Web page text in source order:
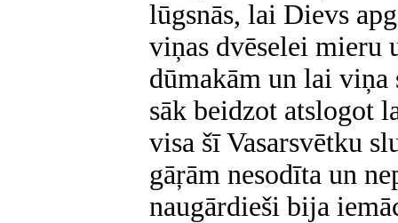
lūgsnās, lai Dievs
viņas dvēselei mieru
dūmakām un lai viņa
sāk beidzot atslogot
visa šī Vasarsvētku
gāŗām nesodīta un
naugārdieši bija